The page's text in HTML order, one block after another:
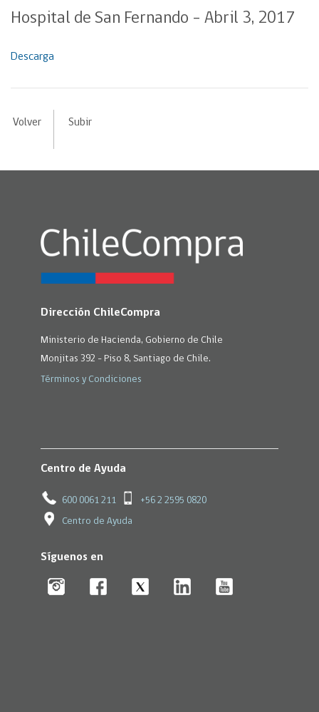
Hospital de San Fernando – Abril 3, 2017
Descarga
Volver Subir
Dirección ChileCompra
Ministerio de Hacienda, Gobierno de Chile
Monjitas 392 - Piso 8, Santiago de Chile.
Términos y Condiciones
Centro de Ayuda
600 0061 211 +56 2 2595 0820
Centro de Ayuda
Síguenos en